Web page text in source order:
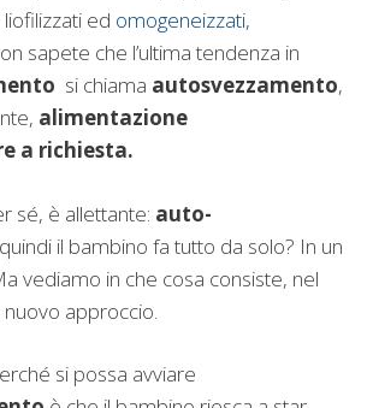
ed omogeneizzati,
sapete che l’ultima tendenza in
si chiama autosvezzamento,
alimentazione
a richiesta.
sé, è allettante: auto-
il bambino fa tutto da solo? In un
vediamo in che cosa consiste, nel
approccio.
si possa avviare